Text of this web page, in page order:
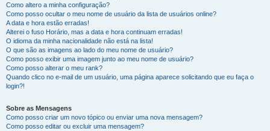
Como altero a minha configuração?
Como posso ocultar o meu nome de usuário da lista de usuários online?
A data e hora estão erradas!
Alterei o fuso Horário, mas a data e hora continuam erradas!
O idioma da minha nacionalidade não está na lista!
O que são as imagens ao lado do meu nome de usuário?
Como posso exibir uma imagem junto ao meu nome de usuário?
Como posso alterar o meu rank?
Quando clico no e-mail de um usuário, uma página aparece solicitando que eu faça o
login?!
Sobre as Mensagens
Como posso criar um novo tópico ou enviar uma nova mensagem?
Como posso editar ou excluir uma mensagem?